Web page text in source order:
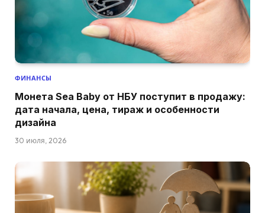
ФИНАНСЫ
Монета Sea Baby от НБУ поступит в продажу:
дата начала, цена, тираж и особенности
дизайна
30 июля, 2026